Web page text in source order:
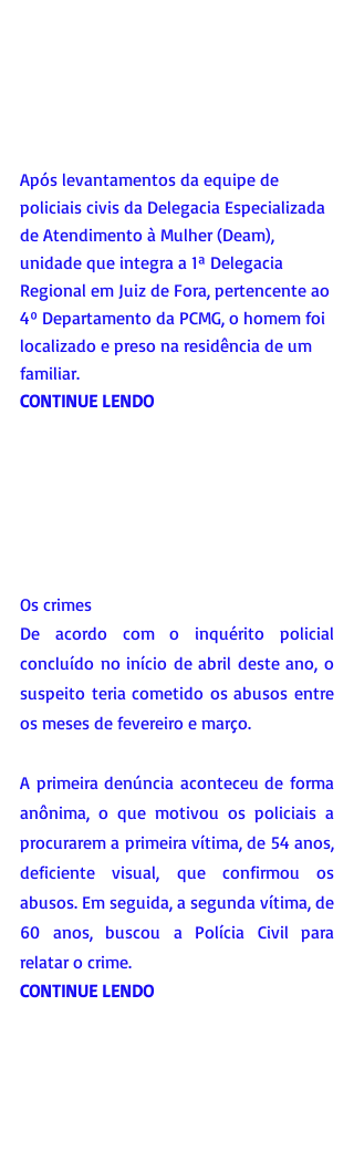
Após levantamentos da equipe de
policiais civis da Delegacia Especializada
de Atendimento à Mulher (Deam),
unidade que integra a 1ª Delegacia
Regional em Juiz de Fora, pertencente ao
4º Departamento da PCMG, o homem foi
localizado e preso na residência de um
familiar.
CONTINUE LENDO
Os crimes
De acordo com o inquérito policial
concluído no início de abril deste ano, o
suspeito teria cometido os abusos entre
os meses de fevereiro e março.
A primeira denúncia aconteceu de forma
anônima, o que motivou os policiais a
procurarem a primeira vítima, de 54 anos,
deficiente visual, que confirmou os
abusos. Em seguida, a segunda vítima, de
60 anos, buscou a Polícia Civil para
relatar o crime.
CONTINUE LENDO